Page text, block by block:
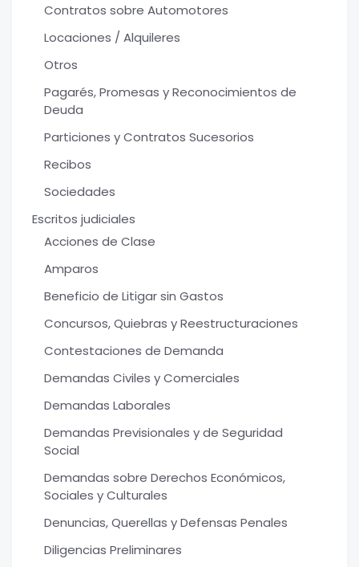
Contratos sobre Automotores
Locaciones / Alquileres
Otros
Pagarés, Promesas y Reconocimientos de
Deuda
Particiones y Contratos Sucesorios
Recibos
Sociedades
Escritos judiciales
Acciones de Clase
Amparos
Beneficio de Litigar sin Gastos
Concursos, Quiebras y Reestructuraciones
Contestaciones de Demanda
Demandas Civiles y Comerciales
Demandas Laborales
Demandas Previsionales y de Seguridad
Social
Demandas sobre Derechos Económicos,
Sociales y Culturales
Denuncias, Querellas y Defensas Penales
Diligencias Preliminares